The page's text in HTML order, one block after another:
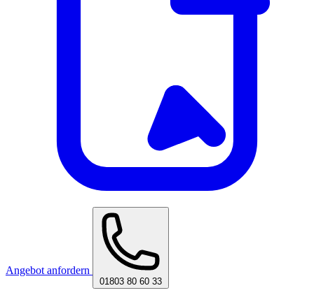
Angebot anfordern
01803 80 60 33